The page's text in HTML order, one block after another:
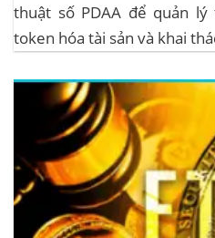
thuật số PDAA để quản
token hóa tài sản và khai
Hóa Mới tại Pakistan Chính